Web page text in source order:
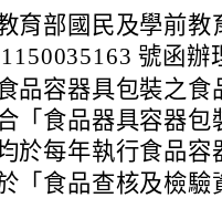
部食品藥物
育部國民及學前教
號函辦
品容器具包裝之
「食品器具容器
於每年執行食品
「食品查核及檢